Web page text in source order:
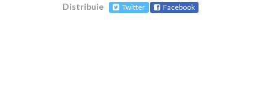
Distribuie Twitter Facebook